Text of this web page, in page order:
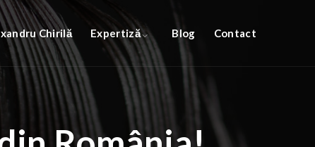
Chirilă Expertiză Blog Contact